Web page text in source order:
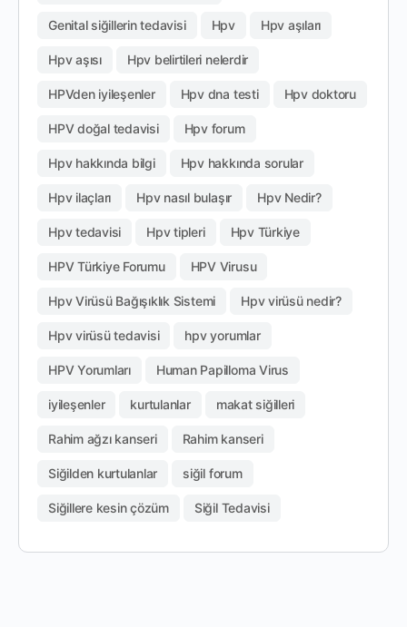
Genital siğillerin tedavisi Hpv Hpv aşıları
Hpv aşısı Hpv belirtileri nelerdir
HPVden iyileşenler Hpv dna testi Hpv doktoru
HPV doğal tedavisi Hpv forum
Hpv hakkında bilgi Hpv hakkında sorular
Hpv ilaçları Hpv nasıl bulaşır Hpv Nedir?
Hpv tedavisi Hpv tipleri Hpv Türkiye
HPV Türkiye Forumu HPV Virusu
Hpv Virüsü Bağışıklık Sistemi Hpv virüsü nedir?
Hpv virüsü tedavisi hpv yorumlar
HPV Yorumları Human Papilloma Virus
iyileşenler kurtulanlar makat siğilleri
Rahim ağzı kanseri Rahim kanseri
Siğilden kurtulanlar siğil forum
Siğillere kesin çözüm Siğil Tedavisi